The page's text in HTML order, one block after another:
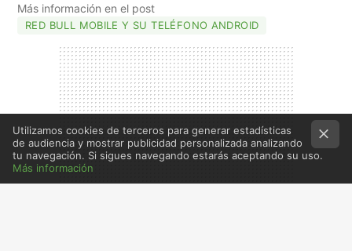
Más información en el post
RED BULL MOBILE Y SU TELÉFONO ANDROID
Utilizamos cookies de terceros para generar estadísticas
de audiencia y mostrar publicidad personalizada analizando
tu navegación. Si sigues navegando estarás aceptando su uso.
Más información